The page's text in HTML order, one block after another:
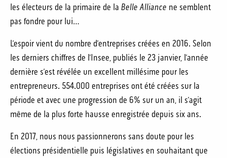
les électeurs de la primaire de la Belle Alliance ne semblent
pas fondre pour lui…
L’espoir vient du nombre d’entreprises créées en 2016. Selon
les derniers chiffres de l’Insee, publiés le 23 janvier, l’année
dernière s’est révélée un excellent millésime pour les
entrepreneurs. 554.000 entreprises ont été créées sur la
période et avec une progression de 6% sur un an, il s’agit
même de la plus forte hausse enregistrée depuis six ans.
En 2017, nous nous passionnerons sans doute pour les
élections présidentielle puis législatives en souhaitant que